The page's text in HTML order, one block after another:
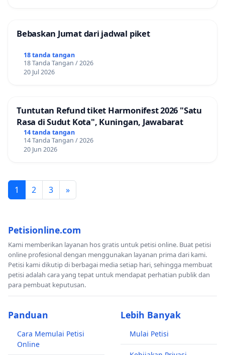
Bebaskan Jumat dari jadwal piket
18 tanda tangan
18 Tanda Tangan / 2026
20 Jul 2026
Tuntutan Refund tiket Harmonifest 2026 "Satu
Rasa di Sudut Kota", Kuningan, Jawabarat
14 tanda tangan
14 Tanda Tangan / 2026
20 Jun 2026
1 2 3 »
Petisionline.com
Kami memberikan layanan hos gratis untuk petisi online. Buat petisi
online profesional dengan menggunakan layanan prima dari kami.
Petisi kami dikutip di berbagai media setiap hari, sehingga membuat
petisi adalah cara yang tepat untuk mendapat perhatian publik dan
para pembuat keputusan.
Panduan
Cara Memulai Petisi
Online
Lebih Banyak
Mulai Petisi